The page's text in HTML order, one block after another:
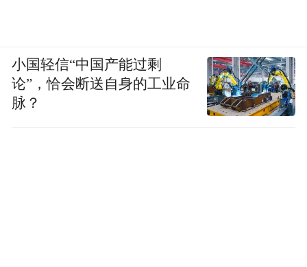
小国轻信“中国产能过剩
论”，恰会断送自身的工业命
脉？